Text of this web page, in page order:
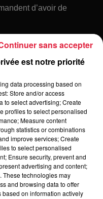
d’avoir de
l'Écomusée d'Alsace à
est notre priorité
data processing based on
Store and/or access
to select advertising; Create
profiles to select personalised
Measure content
statistics or combinations
improve services; Create
to select personalised
Ensure security, prevent and
advertising and content;
These technologies may
and browsing data to offer
on information actively
sans accepter